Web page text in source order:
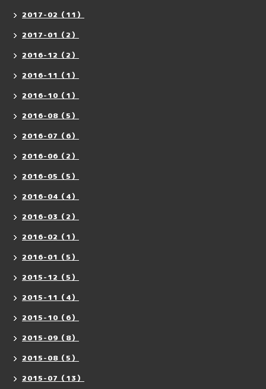
2017-02（11）
2017-01（2）
2016-12（2）
2016-11（1）
2016-10（1）
2016-08（5）
2016-07（6）
2016-06（2）
2016-05（5）
2016-04（4）
2016-03（2）
2016-02（1）
2016-01（5）
2015-12（5）
2015-11（4）
2015-10（6）
2015-09（8）
2015-08（5）
2015-07（13）